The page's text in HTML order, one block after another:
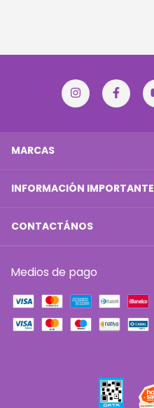
MARCAS
INFORMACIÓN IMPORTANTE
CONTACTÁNOS
Medios de pago